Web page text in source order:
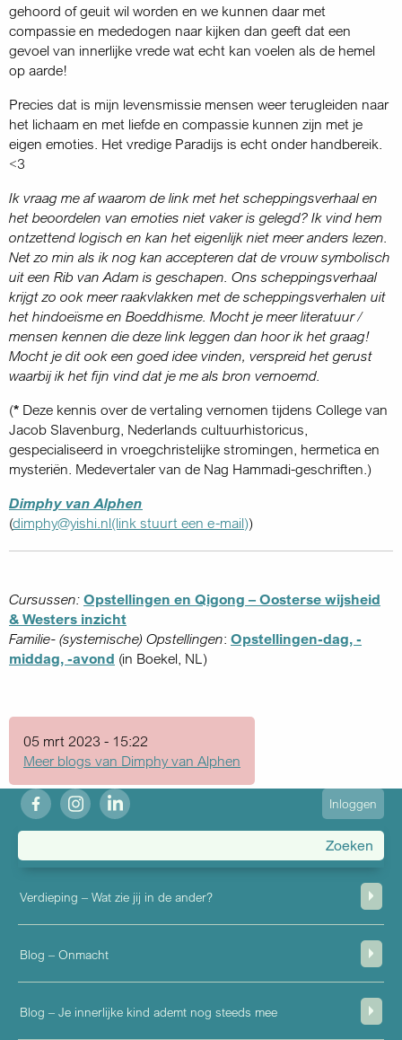
gehoord of geuit wil worden en we kunnen daar met
compassie en mededogen naar kijken dan geeft dat een
gevoel van innerlijke vrede wat echt kan voelen als de hemel
op aarde!
Precies dat is mijn levensmissie mensen weer terugleiden naar
het lichaam en met liefde en compassie kunnen zijn met je
eigen emoties. Het vredige Paradijs is echt onder handbereik.
<3
Ik vraag me af waarom de link met het scheppingsverhaal en
het beoordelen van emoties niet vaker is gelegd? Ik vind hem
ontzettend logisch en kan het eigenlijk niet meer anders lezen.
Net zo min als ik nog kan accepteren dat de vrouw symbolisch
uit een Rib van Adam is geschapen. Ons scheppingsverhaal
krijgt zo ook meer raak­vlakken met de scheppingsverhalen uit
het hindoeïsme en Boeddhisme. Mocht je meer literatuur /
mensen kennen die deze link leggen dan hoor ik het graag!
Mocht je dit ook een goed idee vinden, verspreid het gerust
waarbij ik het fijn vind dat je me als bron vernoemd.
(* Deze kennis over de vertaling vernomen tijdens College van
Jacob Slavenburg, Nederlands cultuurhistoricus,
gespecialiseerd in vroegchristelijke stromingen, hermetica en
mysteriën. Medevertaler van de Nag Hammadi-geschriften.)
Dimphy van Alphen
(dimphy@yishi.nl(link stuurt een e-mail))
Cursussen: Opstellingen en Qigong – Oosterse wijsheid
& Westers inzicht
Familie- (systemische) Opstellingen: Opstellingen-dag, -
middag, -avond (in Boekel, NL)
05 mrt 2023 - 15:22
Meer blogs van Dimphy van Alphen
fb ig in
User
account
menu
Inloggen
Verdieping – Wat zie jij in de ander?
Blog – Onmacht
Blog – Je innerlijke kind ademt nog steeds mee